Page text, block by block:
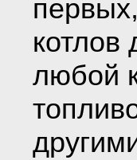
котлов
любой